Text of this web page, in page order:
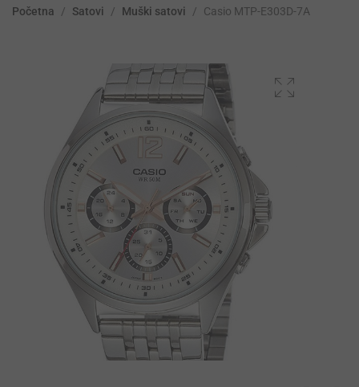
Početna / Satovi / Muški satovi / Casio MTP-E303D-7A